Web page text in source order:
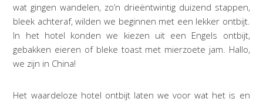
wat gingen wandelen, zo’n drieëntwintig duizend stappen,
bleek achteraf, wilden we beginnen met een lekker ontbijt.
In het hotel konden we kiezen uit een Engels ontbijt,
gebakken eieren of bleke toast met mierzoete jam. Hallo,
we zijn in China!
Het waardeloze hotel ontbijt laten we voor wat het is en